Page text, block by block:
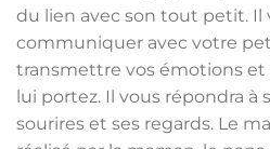
du lien avec son tout petit. Il
communiquer avec votre
transmettre vos émotions et
lui portez. Il vous répondra à
sourires et ses regards. Le